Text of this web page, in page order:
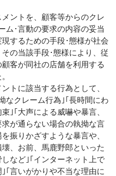
ントを、顧客等からのクレ
ム･言動の要求の内容の妥当
するための手段･態様が社会
の当該手段･態様により、従
客が同社の店舗を利用する
トに該当する行為として、
なクレーム行為｣｢長時間にわ
｣｢大声による威嚇や暴言、
が通らない場合の執拗な言
振りかざすような暴言や、
、お前、馬鹿野郎といった
など｣｢インターネット上で
｢言いがかりや不当な理由に